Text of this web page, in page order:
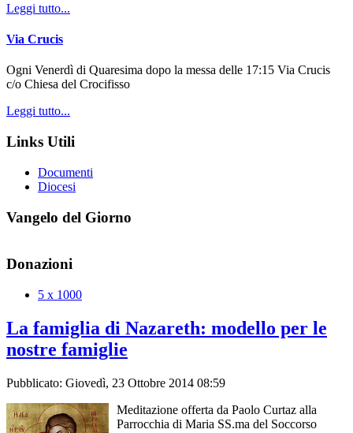
Leggi tutto...
Via Crucis
Ogni Venerdì di Quaresima dopo la messa delle 17:15 Via Crucis
c/o Chiesa del Crocifisso
Leggi tutto...
Links Utili
Documenti
Diocesi
Vangelo del Giorno
Donazioni
5 x 1000
La famiglia di Nazareth: modello per le
nostre famiglie
Pubblicato: Giovedì, 23 Ottobre 2014 08:59
Meditazione offerta da Paolo Curtaz alla
Parrocchia di Maria SS.ma del Soccorso